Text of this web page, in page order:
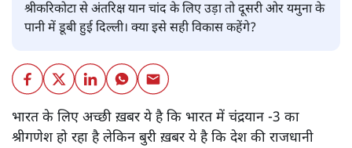
श्रीकरिकोटा से अंतरिक्ष यान चांद के लिए उड़ा तो दूसरी ओर यमुना के
पानी में डूबी हुई दिल्ली। क्या इसे सही विकास कहेंगे?
भारत के लिए अच्छी ख़बर ये है कि भारत में चंद्रयान -3 का
श्रीगणेश हो रहा है लेकिन बुरी ख़बर ये है कि देश की राजधानी